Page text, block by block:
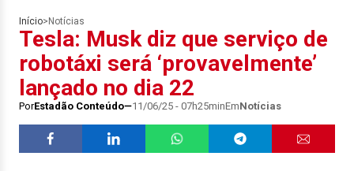
Início> Notícias
Tesla: Musk diz que serviço de
robotáxi será ‘provavelmente’
lançado no dia 22
PorEstadão Conteúdo 11/06/25 - 07h25minEmNotícias